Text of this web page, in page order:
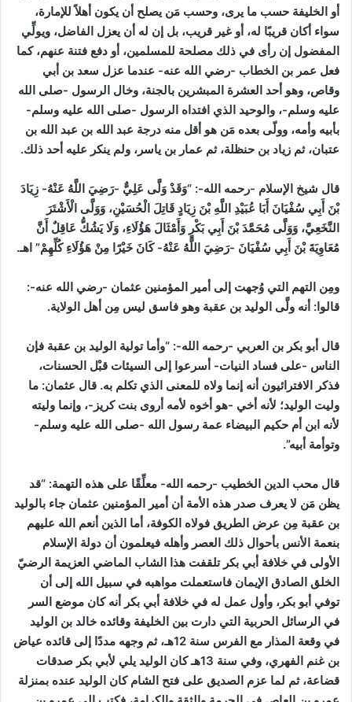
أو الخليفة حسب ما يرى، وحسب مَن يصلح أن يكون أهلاً للإمارة،
سواء أكان قريبًا له، أو غير قريب، بل إن له أن يعزل الفاضل، ويولِّي
المفضول إن رأى في ذلك مصلحة للمسلمين، أو دفع فتنة عنهم، كما
فعل عمر بن الخطاب -رضي الله عنه- عندما عزل سعد بن أبي
وقاص، وهو أحد العشرة المبشرين بالجنة، وخال الرسول -صلى الله
عليه وسلم-، والوحيد الذي افتداه الرسول -صلى الله عليه وسلم-
بأبيه وأمه، وولّى بعده مَن هو أقل منه درجة عبد الله بن عبد الله بن
عتبان، ثم زياد بن حنظلة، ثم عمار بن ياسر، ولم ينكر عليه أحد ذلك.
قال شيخ الإسلام -رحمه الله-: “وَقَدْ وَلَّى عَلِيٌّ -رَضِيَ اللَّهُ عَنْهُ- زِيَادَ
بْنَ أَبِي سُفْيَانَ أَبَا عُبَيْدِ اللَّهِ بْنَ زِيَادٍ قَاتِلَ الْحُسَيْنِ، وَوَلَّى الْأَشْتَرَ
النَّخَعِيَّ، وَوَلَّى مُحَمَّدَ بْنَ أَبِي بَكْرٍ وَأَمْثَالَ هَؤُلَاءِ، وَلَا يَشُكُّ عَاقِلٌ أَنَّ
مُعَاوِيَةَ بْنَ أَبِي سُفْيَانَ -رَضِيَ اللَّهُ عَنْهُ- كَانَ خَيْرًا مِنْ هَؤُلَاءِ كُلِّهِمْ” اهـ.
ومِن التهم التي وُجهت إلى أمير المؤمنين عثمان -رضي الله عنه-:
قالوا: أنه ولَّى الوليد بن عقبة وهو فاسق ليس مِن أهل الولاية.
قال أبو بكر بن العربي -رحمه الله-: “وأما تولية الوليد بن عقبة فإن
الناس -على فساد النيات- أسرعوا إلى السيئات قبْل الحسنات،
فذكر الافترائيون أنه إنما ولاه للمعنى الذي تكلم به. قال عثمان: ما
وليت الوليد؛ لأنه أخي -هو أخوه لأمه أروى بنت كريز-، وإنما وليته
لأنه ابن أم حكيم البيضاء عمة رسول الله -صلى الله عليه وسلم-
وتوأمة أبيه”.
قال محب الدين الخطيب -رحمه الله- معلِّقًا على هذه التهمة: “قد
يظن مَن لا يعرف صدر هذه الأمة أن أمير المؤمنين عثمان جاء بالوليد
بن عقبة مِن عرض الطريق فولاه الكوفة، أما الذين أنعم الله عليهم
بنعمة الأنس بأحوال ذلك العصر وأهله فيعلمون أن دولة الإسلام
الأولى في خلافة أبي بكر تلقفت هذا الشاب الماضي العزيمة الرضيّ
الخلق الصادق الإيمان فاستعملت مواهبه في سبيل الله إلى أن
توفي أبو بكر، وأول عمل له في خلافة أبي بكر أنه كان موضع السر
في الرسائل الحربية التي دارت بين الخليفة وقائده خالد بن الوليد
في وقعة المذار مع الفرس سنة 12هـ، ثم وجهه مددًا إلى قائده عياض
بن غنم الفهري، وفي سنة 13هـ كان الوليد يلي لأبي بكر صدقات
قضاعة، ثم لما عزم الصديق على فتح الشام كان الوليد عنده بمنزلة